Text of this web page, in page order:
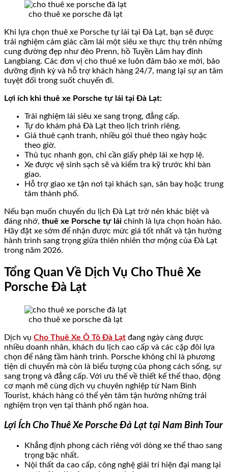
cho thuê xe porsche đà lạt
Khi lựa chọn thuê xe Porsche tự lái tại Đà Lạt, bạn sẽ được
trải nghiệm cảm giác cầm lái một siêu xe thực thụ trên những
cung đường đẹp như đèo Prenn, hồ Tuyền Lâm hay đỉnh
Langbiang. Các đơn vị cho thuê xe luôn đảm bảo xe mới, bảo
dưỡng định kỳ và hỗ trợ khách hàng 24/7, mang lại sự an tâm
tuyệt đối trong suốt chuyến đi.
Lợi ích khi thuê xe Porsche tự lái tại Đà Lạt:
Trải nghiệm lái siêu xe sang trọng, đẳng cấp.
Tự do khám phá Đà Lạt theo lịch trình riêng.
Giá thuê cạnh tranh, nhiều gói thuê theo ngày hoặc
theo giờ.
Thủ tục nhanh gọn, chỉ cần giấy phép lái xe hợp lệ.
Xe được vệ sinh sạch sẽ và kiểm tra kỹ trước khi bàn
giao.
Hỗ trợ giao xe tận nơi tại khách sạn, sân bay hoặc trung
tâm thành phố.
Nếu bạn muốn chuyến du lịch Đà Lạt trở nên khác biệt và
đáng nhớ, thuê xe Porsche tự lái chính là lựa chọn hoàn hảo.
Hãy đặt xe sớm để nhận được mức giá tốt nhất và tận hưởng
hành trình sang trọng giữa thiên nhiên thơ mộng của Đà Lạt
trong năm 2026.
Tổng Quan Về Dịch Vụ Cho Thuê Xe
Porsche Đà Lạt
cho thuê xe porsche đà lạt
Dịch vụ Cho Thuê Xe Ô Tô Đà Lạt đang ngày càng được
nhiều doanh nhân, khách du lịch cao cấp và các cặp đôi lựa
chọn để nâng tầm hành trình. Porsche không chỉ là phương
tiện di chuyển mà còn là biểu tượng của phong cách sống, sự
sang trọng và đẳng cấp. Với ưu thế về thiết kế thể thao, động
cơ mạnh mẽ cùng dịch vụ chuyên nghiệp từ Nam Bình
Tourist, khách hàng có thể yên tâm tận hưởng những trải
nghiệm trọn vẹn tại thành phố ngàn hoa.
Lợi Ích Cho Thuê Xe Porsche Đà Lạt tại Nam Bình Tour
Khẳng định phong cách riêng với dòng xe thể thao sang
trọng bậc nhất.
Nội thất da cao cấp, công nghệ giải trí hiện đại mang lại